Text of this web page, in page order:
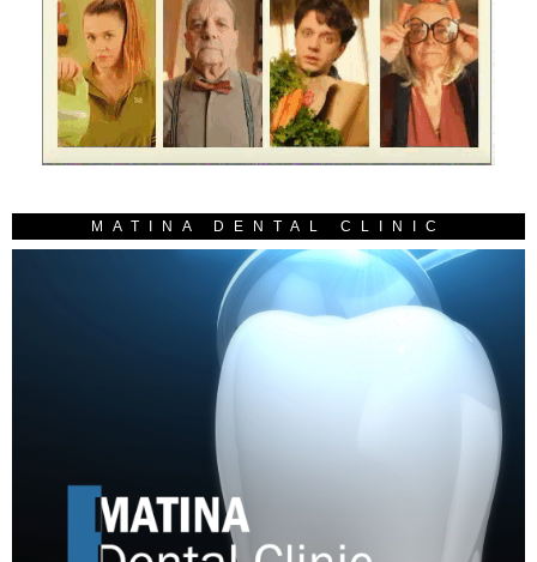
MATINA DENTAL CLINIC